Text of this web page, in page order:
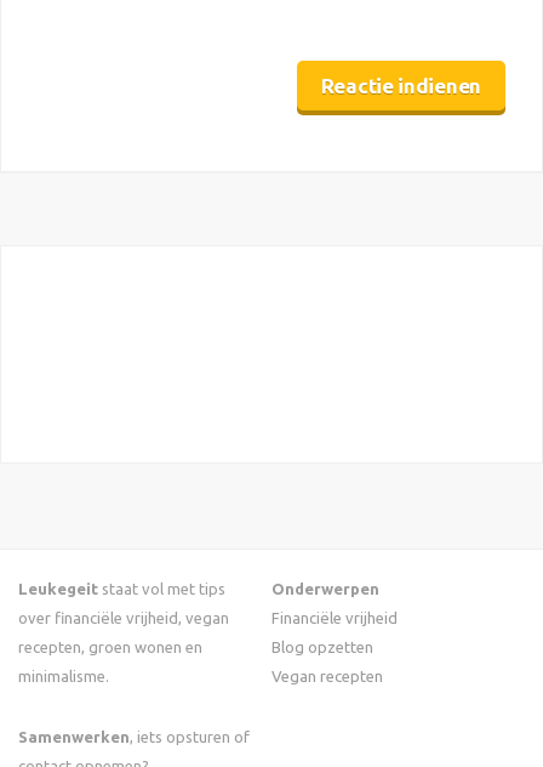
Leukegeit staat vol met tips
over financiële vrijheid, vegan
recepten, groen wonen en
minimalisme.
Samenwerken, iets opsturen of
Onderwerpen
Financiële vrijheid
Blog opzetten
Vegan recepten